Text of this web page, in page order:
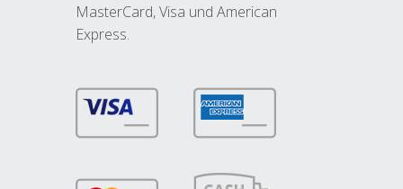
MasterCard, Visa und American
Express.